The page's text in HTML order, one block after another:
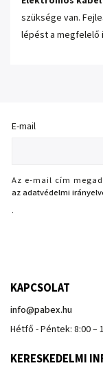
szüksége van.
lépést a megfelelő
E-mail
Az e-mail cím
az adatvédelmi
.
KAPCSOLAT
info@pabex.hu
Hétfő - Péntek: 8:00 –
KERESKEDELMI